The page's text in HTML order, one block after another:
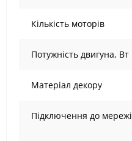
Кількість моторів
Потужність двигуна, Вт
Матеріал декору
Підключення до мережі